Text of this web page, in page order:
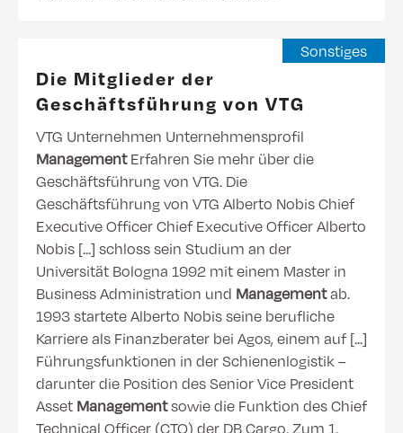
Sonstiges
Die Mitglieder der
Geschäftsführung von VTG
VTG Unternehmen Unternehmensprofil
ManagementErfahren Sie mehr über die
Geschäftsführung von VTG. Die
Geschäftsführung von VTG Alberto Nobis Chief
Executive Officer Chief Executive Officer Alberto
Nobis [...] schloss sein Studium an der
Universität Bologna 1992 mit einem Master in
Business Administration und Managementab.
1993 startete Alberto Nobis seine berufliche
Karriere als Finanzberater bei Agos, einem auf [...]
Führungsfunktionen in der Schienenlogistik –
darunter die Position des Senior Vice President
Asset Managementsowie die Funktion des Chief
Technical Officer (CTO) der DB Cargo. Zum 1.